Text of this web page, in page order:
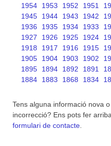
1954
1953 1952 1951
1945
1944 1943 1942
1936
1935 1934 1933
1927
1926 1925 1924
1918
1917 1916 1915
1905
1904 1903 1902
1895
1894 1892 1891
1884
1883 1868 1834
Tens alguna informació nova
incorrecció? Ens pots fer
formulari de contacte